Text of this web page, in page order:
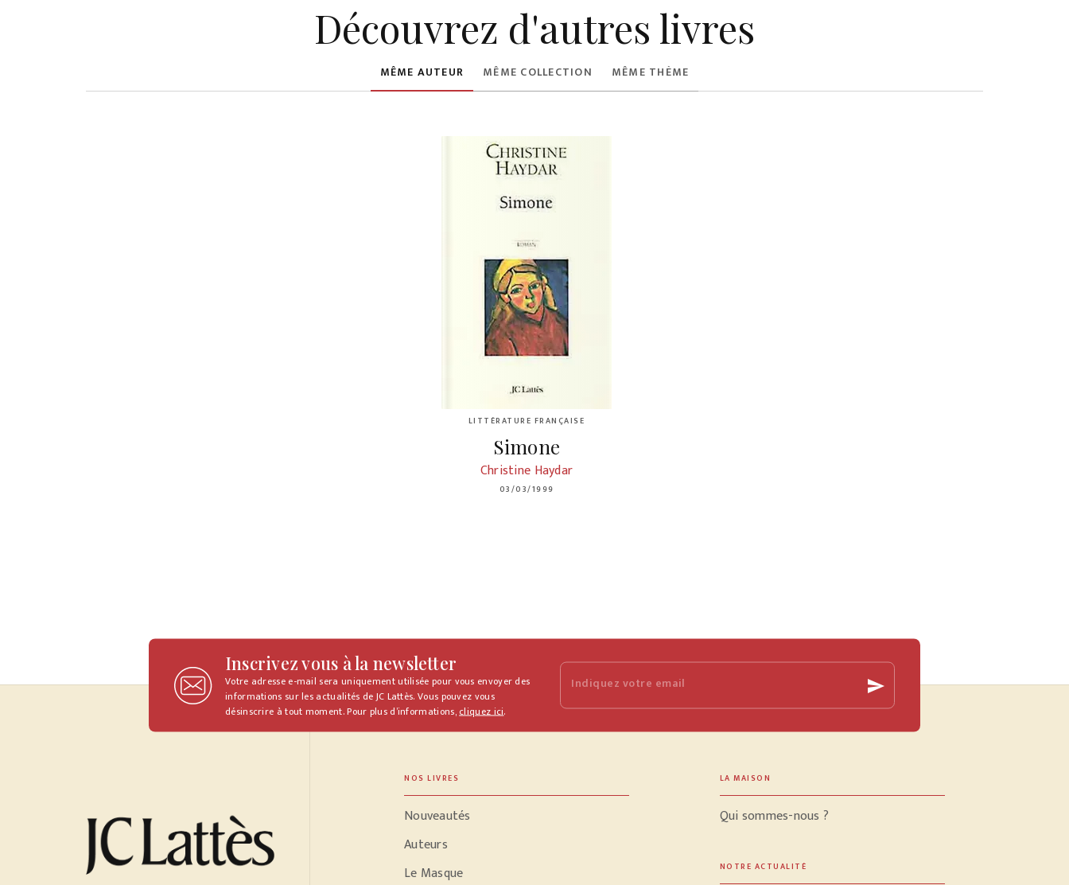
Découvrez d'autres livres
MÊME AUTEUR MÊME COLLECTION MÊME THÈME
LITTÉRATURE FRANÇAISE
Simone
Christine Haydar
03/03/1999
Inscrivez vous à la newsletter
Votre adresse e-mail sera uniquement utilisée pour vous envoyer des
informations sur les actualités de JC Lattès. Vous pouvez vous
désinscrire à tout moment. Pour plus d’informations,cliquez ici.
Indiquez votre email send
NOS LIVRES
Nouveautés
Auteurs
Le Masque
LA MAISON
Qui sommes-nous ?
NOTRE ACTUALITÉ